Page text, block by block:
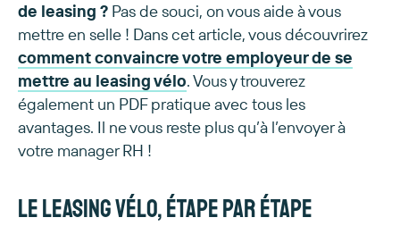
de leasing ? Pas de souci, on vous aide à vous
mettre en selle ! Dans cet article, vous découvrirez
comment convaincre votre employeur de se
mettre au leasing vélo. Vous y trouverez
également un PDF pratique avec tous les
avantages. Il ne vous reste plus qu’à l’envoyer à
votre manager RH !
Le leasing vélo, étape par étape